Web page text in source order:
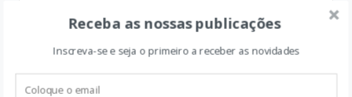
Receba as nossas publicações
Inscreva-se e seja o primeiro a receber as novidades